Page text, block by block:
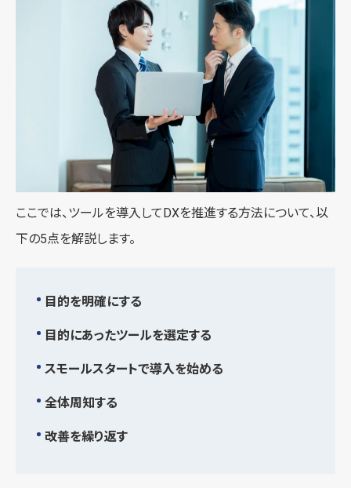
ここでは、ツールを導入してDXを推進する方法について、以
下の5点を解説します。
目的を明確にする
目的にあったツールを選定する
スモールスタートで導入を始める
全体周知する
改善を繰り返す